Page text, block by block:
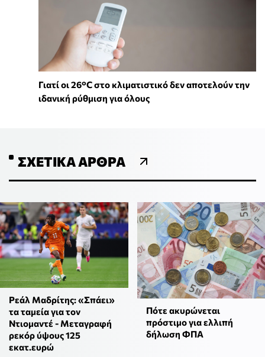
Γιατί οι 26°C στο κλιματιστικό δεν αποτελούν την
ιδανική ρύθμιση για όλους
ΣΧΕΤΙΚΆ ΆΡΘΡΑ
Ρεάλ Μαδρίτης: «Σπάει»
τα ταμεία για τον
Ντιομαντέ - Μεταγραφή
ρεκόρ ύψους 125
εκατ.ευρώ
Πότε ακυρώνεται
πρόστιμο για ελλιπή
δήλωση ΦΠΑ